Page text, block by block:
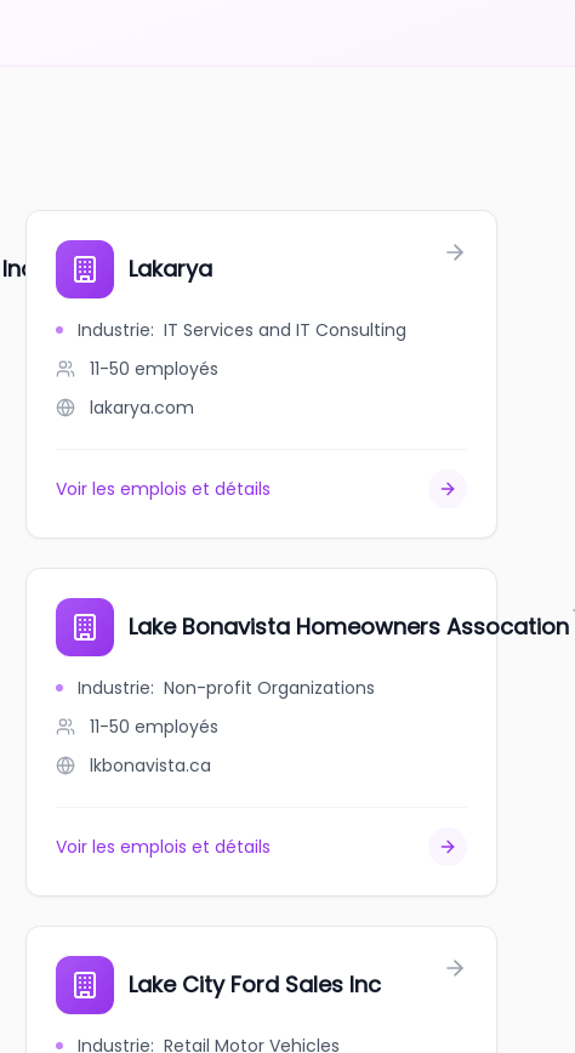
Lakarya
Industrie: IT Services and IT Consulting
11-50 employés
lakarya.com
Voir les emplois et détails
Lake Bonavista Homeowners Assocation
Industrie: Non-profit Organizations
11-50 employés
lkbonavista.ca
Voir les emplois et détails
Lake City Ford Sales Inc
Industrie: Retail Motor Vehicles